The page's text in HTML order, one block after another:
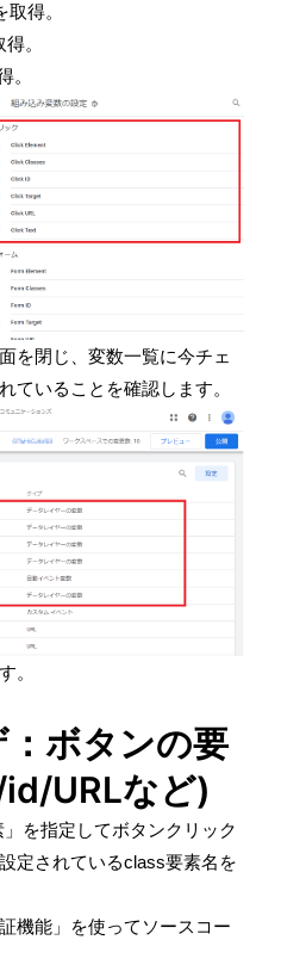
得。
。
。
を閉じ、変数一覧に今チェ
ていることを確認します。
。
ボタンの要
URLなど)
を指定してボタンクリック
定されているclass要素名を
機能」を使ってソースコー